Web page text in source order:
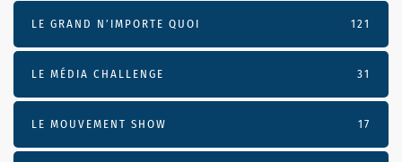
LE GRAND N’IMPORTE QUOI 121
LE MÉDIA CHALLENGE 31
LE MOUVEMENT SHOW 17